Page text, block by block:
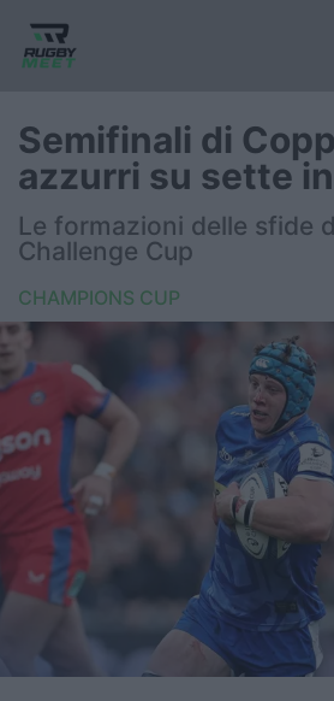
Nazionali giovanili
Rugby Sevens
Internazionale
6 Nazioni
United Rugby Championship
Top14
Premiership
Champions Cup
Semifinali di
azzurri su sette
Le formazioni delle sfide
Challenge Cup
CHAMPIONS CUP